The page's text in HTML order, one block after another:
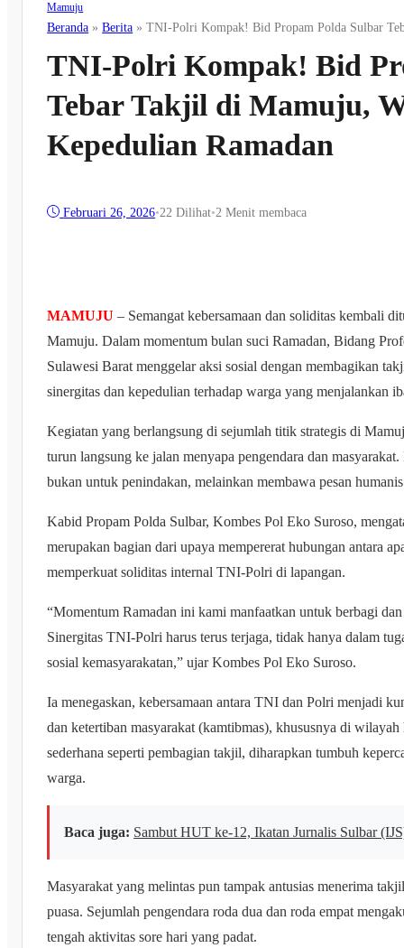
Mamuju
Beranda »Berita »TNI-Polri Kompak! Bid Propam Polda Sulbar
TNI-Polri Kompak! Bid
Tebar Takjil di Mamuju,
Kepedulian Ramadan
Februari 26, 2026•22Dilihat•2 Menit membaca
MAMUJU – Semangat kebersamaan dan soliditas kembali
Mamuju. Dalam momentum bulan suci Ramadan, Bidang
Sulawesi Barat menggelar aksi sosial dengan membagikan
sinergitas dan kepedulian terhadap warga yang menjalankan
Kegiatan yang berlangsung di sejumlah titik strategis di
turun langsung ke jalan menyapa pengendara dan
bukan untuk penindakan, melainkan membawa pesan
Kabid Propam Polda Sulbar, Kombes Pol Eko Suroso,
merupakan bagian dari upaya mempererat hubungan antara
memperkuat soliditas internal TNI-Polri di lapangan.
“Momentum Ramadan ini kami manfaatkan untuk berbagi
Sinergitas TNI-Polri harus terus terjaga, tidak hanya dalam
sosial kemasyarakatan,” ujar Kombes Pol Eko Suroso.
Ia menegaskan, kebersamaan antara TNI dan Polri menjadi
dan ketertiban masyarakat (kamtibmas), khususnya di
sederhana seperti pembagian takjil, diharapkan tumbuh
warga.
Baca juga: Sambut HUT ke-12, Ikatan Jurnalis Sulbar
Masyarakat yang melintas pun tampak antusias menerima
puasa. Sejumlah pengendara roda dua dan roda empat
tengah aktivitas sore hari yang padat.